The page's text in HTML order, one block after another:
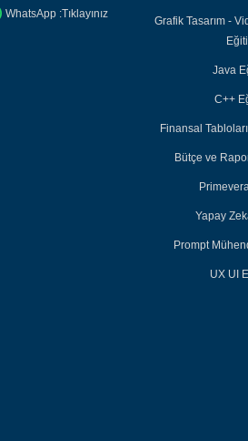
WhatsApp :Tıklayınız
Grafik Tasarım -
Java
C++
Finansal
Bütçe ve
Yapay
Prompt
UX UI